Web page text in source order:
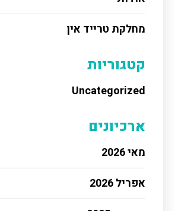
מחלקת טרייד אין
קטגוריות
Uncategorized
ארכיונים
מאי 2026
אפריל 2026